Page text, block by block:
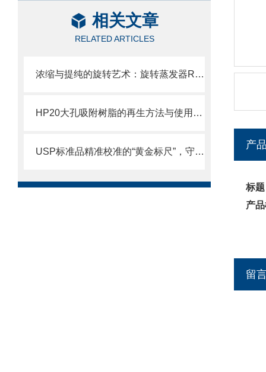
相关文章
RELATED ARTICLES
浓缩与提纯的旋转艺术：旋转蒸发器RE工作解析
HP20大孔吸附树脂的再生方法与使用寿命
USP标准品精准校准的“黄金标尺”，守护分析检测的质量生命线
产
标
产
留